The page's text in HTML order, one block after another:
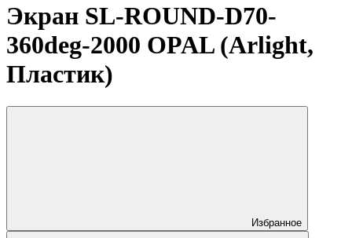
Экран SL-ROUND-D70-
360deg-2000 OPAL (Arlight,
Пластик)
Избранное